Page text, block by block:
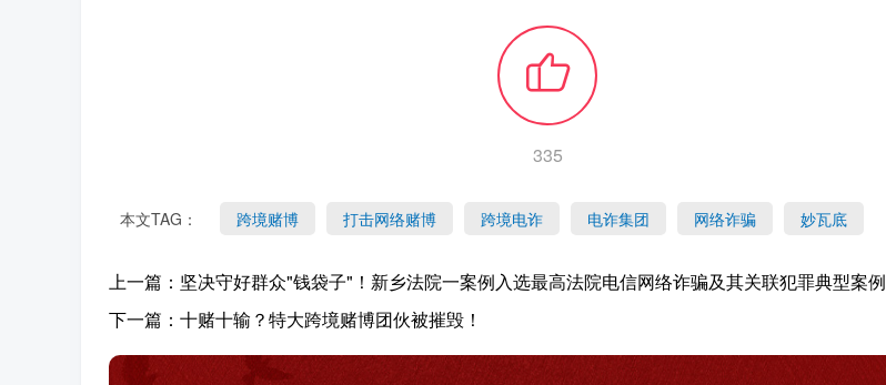
335
本文TAG： 跨境赌博 打击网络赌博 跨境电诈 电诈集团 网络诈骗 妙瓦底
上一篇： 坚决守好群众"钱袋子"！新乡法院一案例入选最高法院电信网络诈骗及其关联犯罪典型案例
下一篇： 十赌十输？特大跨境赌博团伙被摧毁！